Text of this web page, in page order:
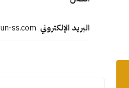
البريد الإلكتروني ss.com